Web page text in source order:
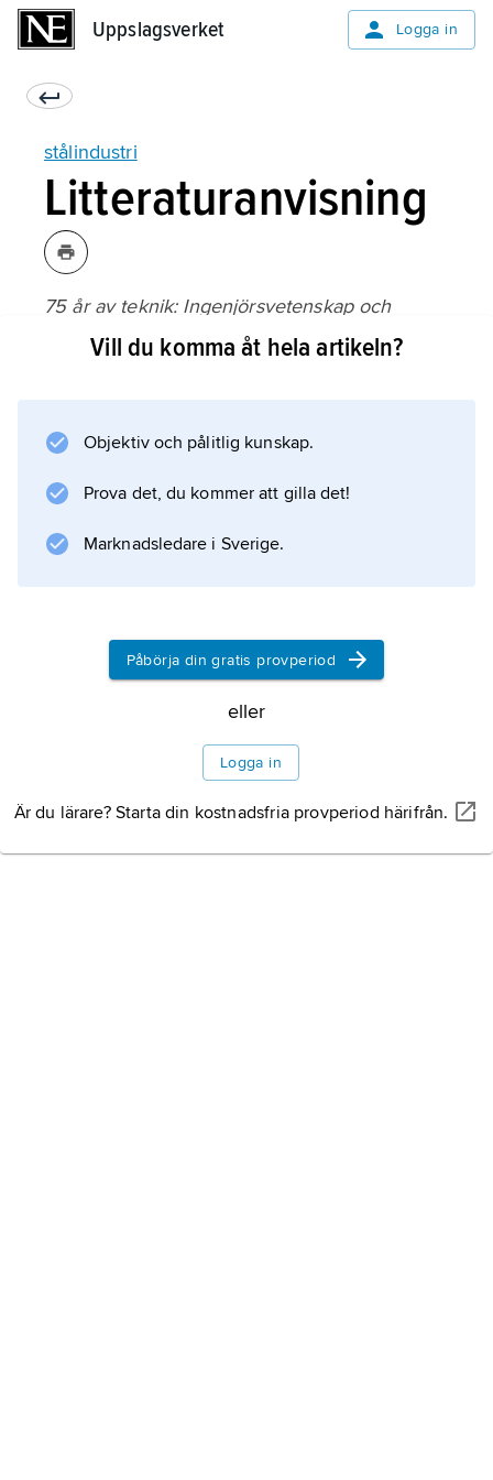
Uppslagsverket Logga in
stålindustri
Litteraturanvisning
75 år av teknik: Ingenjörsvetenskap och
industriell utveckling 1919–1994
Vill du komma åt hela artikeln?
Objektiv och pålitlig kunskap.
Prova det, du kommer att gilla det!
Marknadsledare i Sverige.
Påbörja din gratis provperiod
eller
Logga in
Är du lärare? Starta din kostnadsfria provperiod härifrån.